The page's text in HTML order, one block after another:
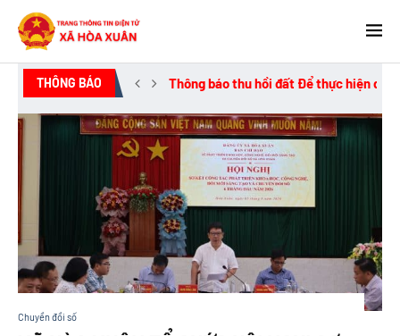
THÔNG BÁO Thông báo thu hồi đất Để thực hiện dự
Chuyển đổi số